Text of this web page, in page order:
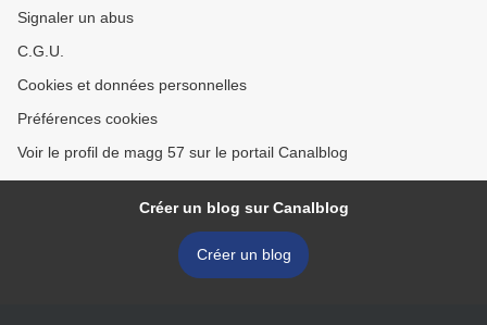
Signaler un abus
C.G.U.
Cookies et données personnelles
Préférences cookies
Voir le profil de magg 57 sur le portail Canalblog
Créer un blog sur Canalblog
Créer un blog